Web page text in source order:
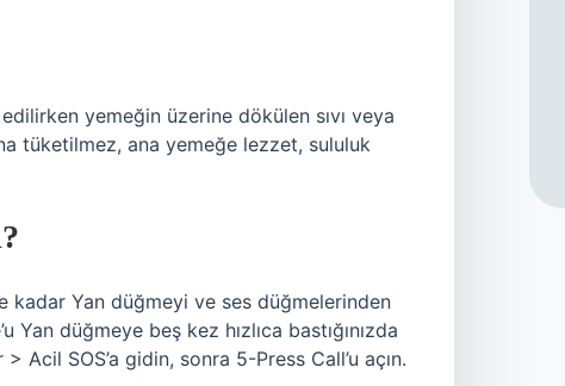
yemeğin üzerine dökülen sıvı veya
tüketilmez, ana yemeğe lezzet, sululuk
kadar Yan düğmeyi ve ses düğmelerinden
Yan düğmeye beş kez hızlıca bastığınızda
Acil SOS’a gidin, sonra 5-Press Call’u açın.